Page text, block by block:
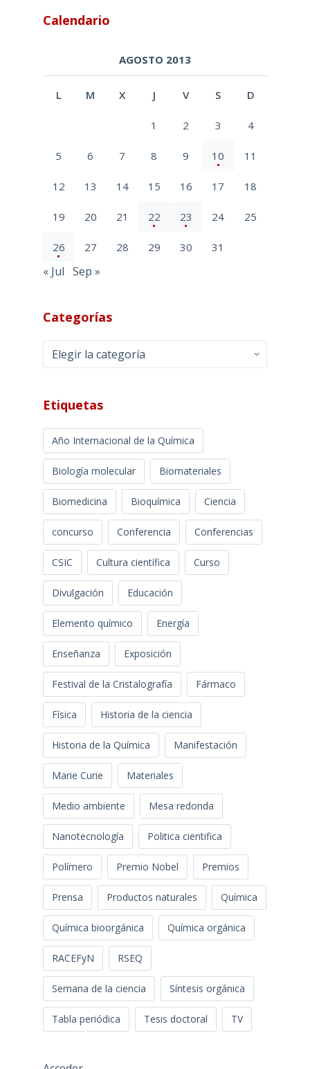
Calendario
AGOSTO 2013
L M X J V S D
1 2 3 4
5 6 7 8 9 10 11
12 13 14 15 16 17 18
19 20 21 22 23 24 25
26 27 28 29 30 31
« Jul Sep »
Categorías
Categorías
Etiquetas
Año Internacional de la Química
Biología molecular Biomateriales
Biomedicina Bioquímica Ciencia
concurso Conferencia Conferencias
CSIC Cultura científica Curso
Divulgación Educación
Elemento químico Energía
Enseñanza Exposición
Festival de la Cristalografía Fármaco
Física Historia de la ciencia
Historia de la Química Manifestación
Marie Curie Materiales
Medio ambiente Mesa redonda
Nanotecnología Politica cientifica
Polímero Premio Nobel Premios
Prensa Productos naturales Química
Química bioorgánica Química orgánica
RACEFyN RSEQ
Semana de la ciencia Síntesis orgánica
Tabla periódica Tesis doctoral TV